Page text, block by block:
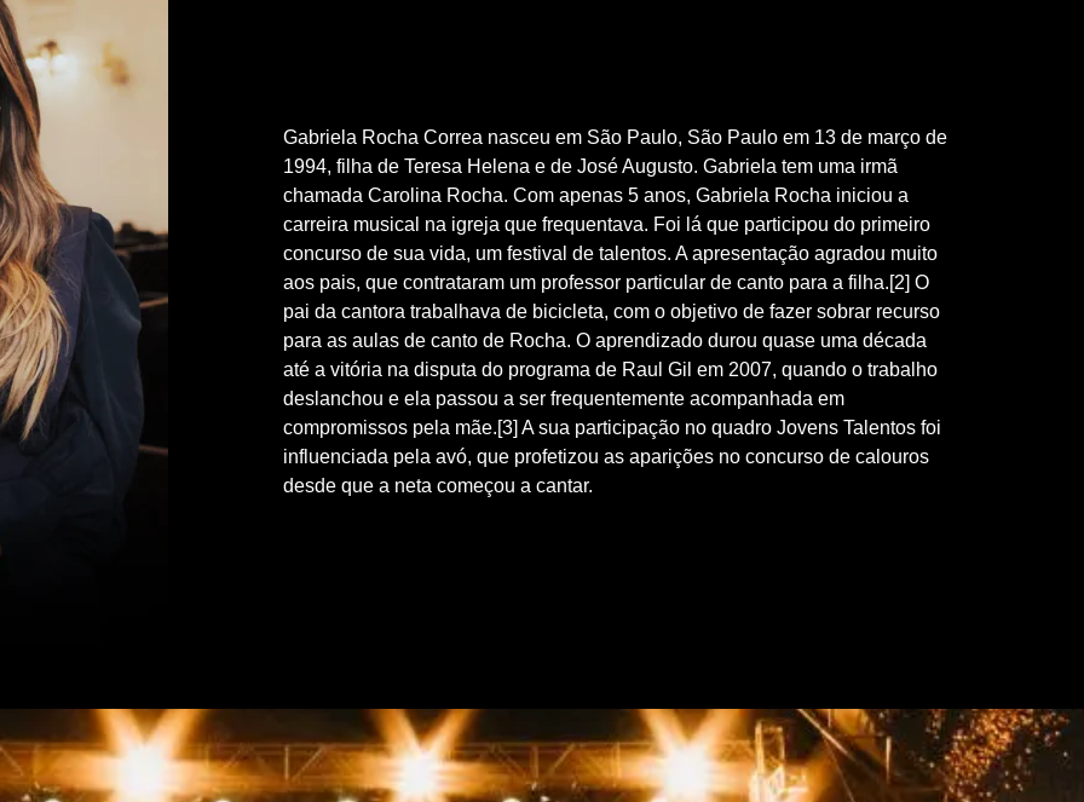
Gabriela Rocha Correa nasceu em São Paulo, São Paulo em 13 de março de
1994, filha de Teresa Helena e de José Augusto. Gabriela tem uma irmã
chamada Carolina Rocha. Com apenas 5 anos, Gabriela Rocha iniciou a
carreira musical na igreja que frequentava. Foi lá que participou do primeiro
concurso de sua vida, um festival de talentos. A apresentação agradou muito
aos pais, que contrataram um professor particular de canto para a filha.[2] O
pai da cantora trabalhava de bicicleta, com o objetivo de fazer sobrar recurso
para as aulas de canto de Rocha. O aprendizado durou quase uma década
até a vitória na disputa do programa de Raul Gil em 2007, quando o trabalho
deslanchou e ela passou a ser frequentemente acompanhada em
compromissos pela mãe.[3] A sua participação no quadro Jovens Talentos foi
influenciada pela avó, que profetizou as aparições no concurso de calouros
desde que a neta começou a cantar.